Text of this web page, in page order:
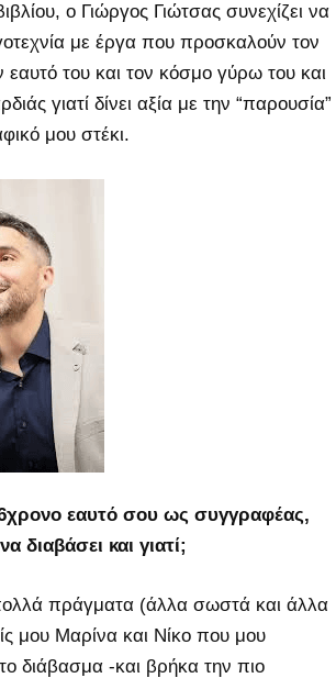
ο Γιώργος Γιώτσας συνεχίζει να
με έργα που προσκαλούν τον
εαυτό του και τον κόσμο γύρω του και
γιατί δίνει αξία με την “παρουσία”
μου στέκι.
εαυτό σου ως συγγραφέας,
διαβάσει και γιατί;
πράγματα (άλλα σωστά και άλλα
μου Μαρίνα και Νίκο που μου
διάβασμα -και βρήκα την πιο